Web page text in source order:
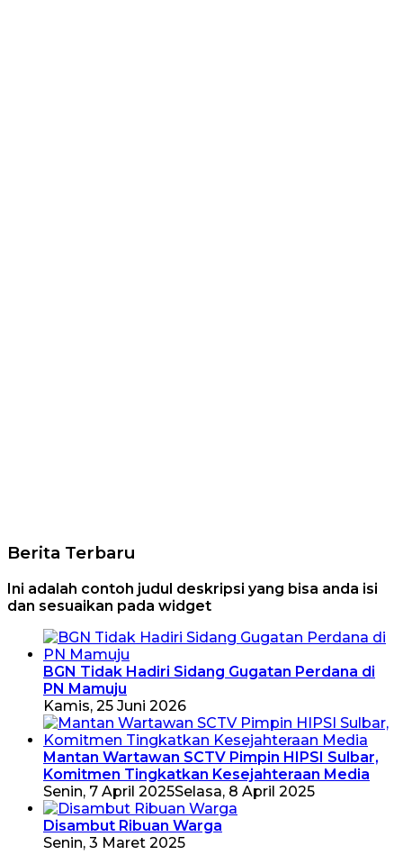
Berita Terbaru
Ini adalah contoh judul deskripsi yang bisa anda isi
dan sesuaikan pada widget
BGN Tidak Hadiri Sidang Gugatan Perdana di
PN Mamuju
Kamis, 25 Juni 2026
Mantan Wartawan SCTV Pimpin HIPSI Sulbar,
Komitmen Tingkatkan Kesejahteraan Media
Senin, 7 April 2025Selasa, 8 April 2025
Disambut Ribuan Warga
Senin, 3 Maret 2025